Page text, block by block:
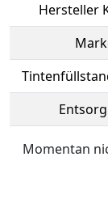
Hersteller
Momentan